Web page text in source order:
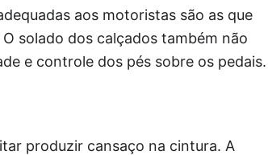
aos motoristas são as que
solado dos calçados também não
e controle dos pés sobre os pedais.
produzir cansaço na cintura. A